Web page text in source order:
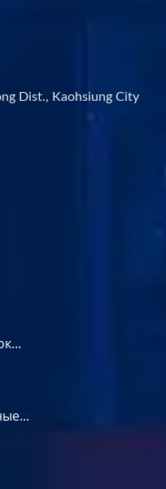
Dist., Kaohsiung City